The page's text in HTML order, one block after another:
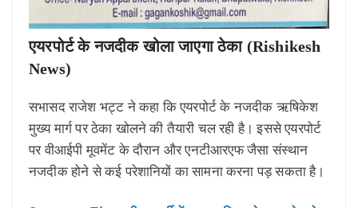
एयरपोर्ट के नजदीक खोला जाएगा ठेका (Rishikesh
News)
सभासद राजेश भट्ट ने कहा कि एयरपोर्ट के नजदीक ऋषिकेश
मुख्य मार्ग पर ठेका खोलने की तैयारी चल रही है। इससे एयरपोर्ट
पर वीआईपी मूवमेंट के दौरान और एनटीआरएफ जैसा संस्थान
नजदीक होने से कई परेशानियों का सामना करना पड़ सकता है।